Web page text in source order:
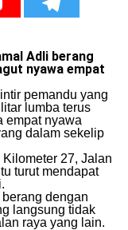
Adli berang
nyawa empat
pemandu yang
lumba terus
empat nyawa
dalam sekelip
27, Jalan
turut mendapat
dengan
langsung tidak
raya yang lain.